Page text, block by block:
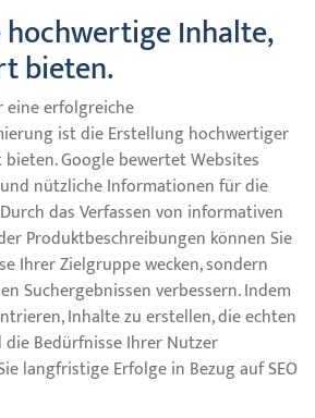
hochwertige Inhalte,
bieten.
eine erfolgreiche
ist die Erstellung hochwertiger
Google bewertet Websites
nützliche Informationen für die
das Verfassen von informativen
Produktbeschreibungen können Sie
Ihrer Zielgruppe wecken, sondern
Suchergebnissen verbessern. Indem
Inhalte zu erstellen, die echten
Bedürfnisse Ihrer Nutzer
langfristige Erfolge in Bezug auf SEO